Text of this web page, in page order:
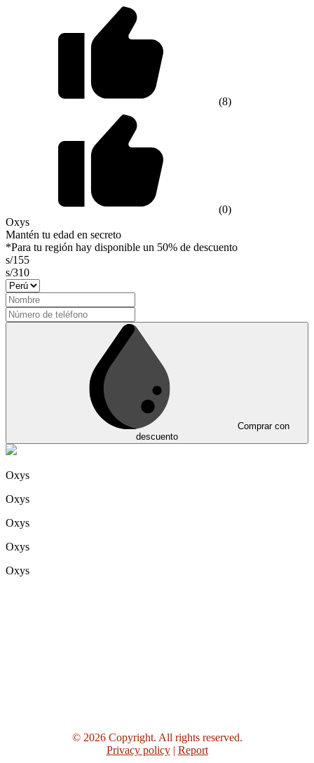
(8)
(0)
Oxys
Mantén tu edad en secreto
*Para tu región hay disponible un 50% de descuento
s/155
s/310
Comprar con
descuento
Oxys
Oxys
Oxys
Oxys
Oxys
© 2026 Copyright. All rights reserved.
Privacy policy| Report